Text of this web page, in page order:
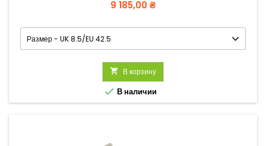
Цена
9 185,00 ₴
 В корзину
 В наличии